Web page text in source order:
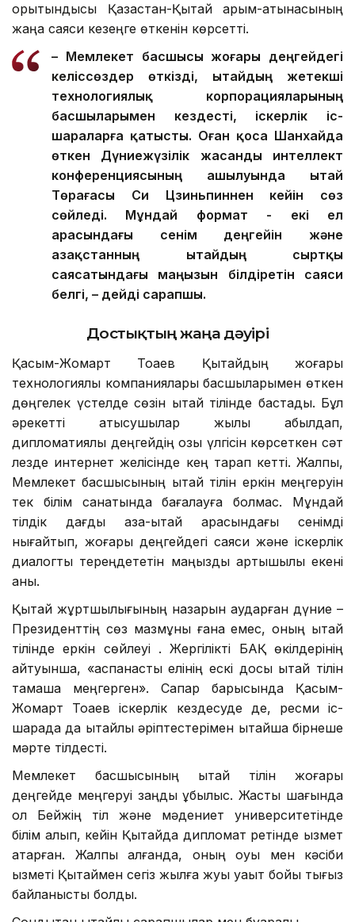
қорытындысы Қазақстан-Қытай қарым-қатынасының
жаңа саяси кезеңге өткенін көрсетті.
– Мемлекет басшысы жоғары деңгейдегі
келіссөздер өткізді, Қытайдың жетекші
технологиялық корпорацияларының
басшыларымен кездесті, іскерлік іс-
шараларға қатысты. Оған қоса Шанхайда
өткен Дүниежүзілік жасанды интеллект
конференциясының ашылуында Қытай
Төрағасы Си Цзиньпиннен кейін сөз
сөйледі. Мұндай формат - екі ел
арасындағы сенім деңгейін және
Қазақстанның Қытайдың сыртқы
саясатындағы маңызын білдіретін саяси
белгі, – дейді сарапшы.
Достықтың жаңа дәуірі
Қасым-Жомарт Тоқаев Қытайдың жоғары
технологиялық компаниялары басшыларымен өткен
дөңгелек үстелде сөзін қытай тілінде бастады. Бұл
әрекетті қатысушылар жылы қабылдап,
дипломатиялық деңгейдің озық үлгісін көрсеткен сәт
лезде интернет желісінде кең тарап кетті. Жалпы,
Мемлекет басшысының қытай тілін еркін меңгеруін
тек білім санатында бағалауға болмас. Мұндай
тілдік дағды қазақ-қытай арасындағы сенімді
нығайтып, жоғары деңгейдегі саяси және іскерлік
диалогты тереңдететін маңызды артықшылық екені
анық.
Қытай жұртшылығының назарын аударған дүние –
Президенттің сөз мазмұны ғана емес, оның қытай
тілінде еркін сөйлеуі . Жергілікті БАҚ өкілдерінің
айтуынша, «аспанасты елінің ескі досы қытай тілін
тамаша меңгерген». Сапар барысында Қасым-
Жомарт Тоқаев іскерлік кездесуде де, ресми іс-
шарада да қытайлық әріптестерімен қытайша бірнеше
мәрте тілдесті.
Мемлекет басшысының қытай тілін жоғары
деңгейде меңгеруі заңды құбылыс. Жастық шағында
ол Бейжің тіл және мәдениет университетінде
білім алып, кейін Қытайда дипломат ретінде қызмет
атқарған. Жалпы алғанда, оның оқуы мен кәсіби
қызметі Қытаймен сегіз жылға жуық уақыт бойы тығыз
байланысты болды.